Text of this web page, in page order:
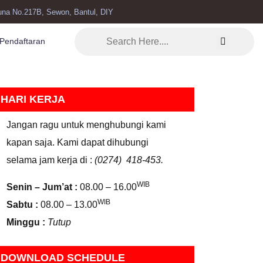
No.217B, Sewon, Bantul, DIY
Pendaftaran
HARI KERJA
Jangan ragu untuk menghubungi kami
kapan saja. Kami dapat dihubungi
selama jam kerja di : (0274) 418-453.
Senin – Jum’at : 08.00 – 16.00WIB
Sabtu : 08.00 – 13.00WIB
Minggu : Tutup
DOWNLOAD SCHEDULE